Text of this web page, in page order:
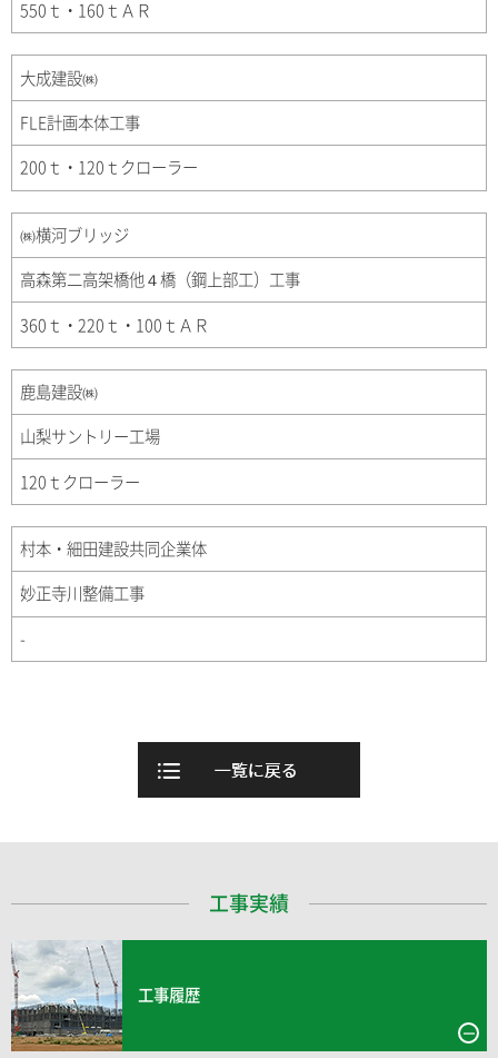
550ｔ・160ｔＡＲ
大成建設㈱
FLE計画本体工事
200ｔ・120ｔクローラー
㈱横河ブリッジ
高森第二高架橋他４橋（鋼上部工）工事
360ｔ・220ｔ・100ｔＡＲ
鹿島建設㈱
山梨サントリー工場
120ｔクローラー
村本・細田建設共同企業体
妙正寺川整備工事
-
工事実績
工事履歴